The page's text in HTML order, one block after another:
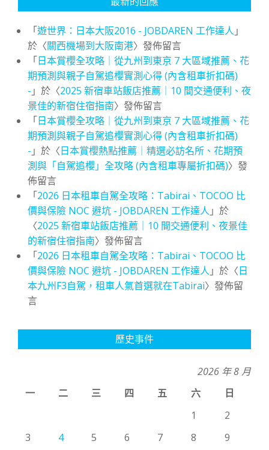
「遊世界：日本大阪2016 - JOBDAREN 工作達人 」
於〈關西機場到大阪南港〉發佈留言
「日本賞櫻全攻略｜從九州到東京 7 大區域推薦、花
期預測與親子自駕追櫻實測心得 (內含租車折扣碼)
- 」於〈2025 新宿車站飯店推薦｜10 間交通便利、夜
景佳的新宿住宿指南〉發佈留言
「日本賞櫻全攻略｜從九州到東京 7 大區域推薦、花
期預測與親子自駕追櫻實測心得 (內含租車折扣碼)
- 」於〈日本賞櫻熱點推薦｜精選必訪名所、花期預
測與「自駕追櫻」全攻略 (內含租車專屬折扣碼)〉發
佈留言
「2026 日本租車自駕全攻略：Tabirai、TOCOO 比
價與保險 NOC 避坑 - JOBDAREN 工作達人 」於
〈2025 新宿車站飯店推薦｜10 間交通便利、夜景佳
的新宿住宿指南〉發佈留言
「2026 日本租車自駕全攻略：Tabirai、TOCOO 比
價與保險 NOC 避坑 - JOBDAREN 工作達人 」於〈日
本九州F3自駕，租車人氣首選就在Tabirai〉發佈留
言
歷史事件
2026 年 8 月
一
二 三 四 五 六
日
1
2
3
4 5 6 7 8
9